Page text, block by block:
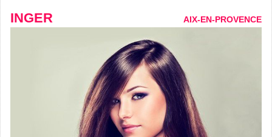
INGER AIX-EN-PROVENCE